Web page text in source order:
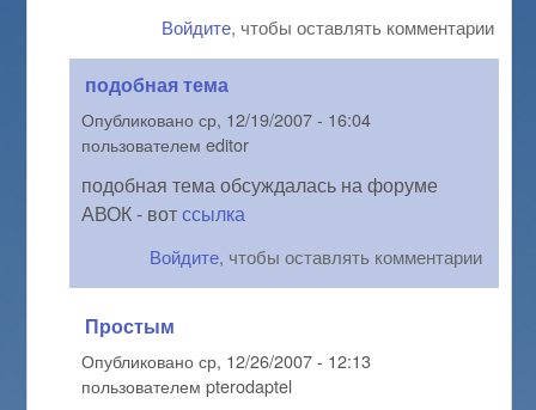
Войдите, чтобы оставлять комментарии
подобная тема
Опубликованоср, 12/19/2007 - 16:04
пользователемeditor
подобная тема обсуждалась на форуме
АВОК - вотссылка
Войдите, чтобы оставлять комментарии
Простым
Опубликованоср, 12/26/2007 - 12:13
пользователемpterodaptel